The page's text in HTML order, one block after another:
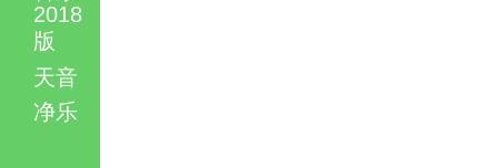
2018
版
天音
净乐